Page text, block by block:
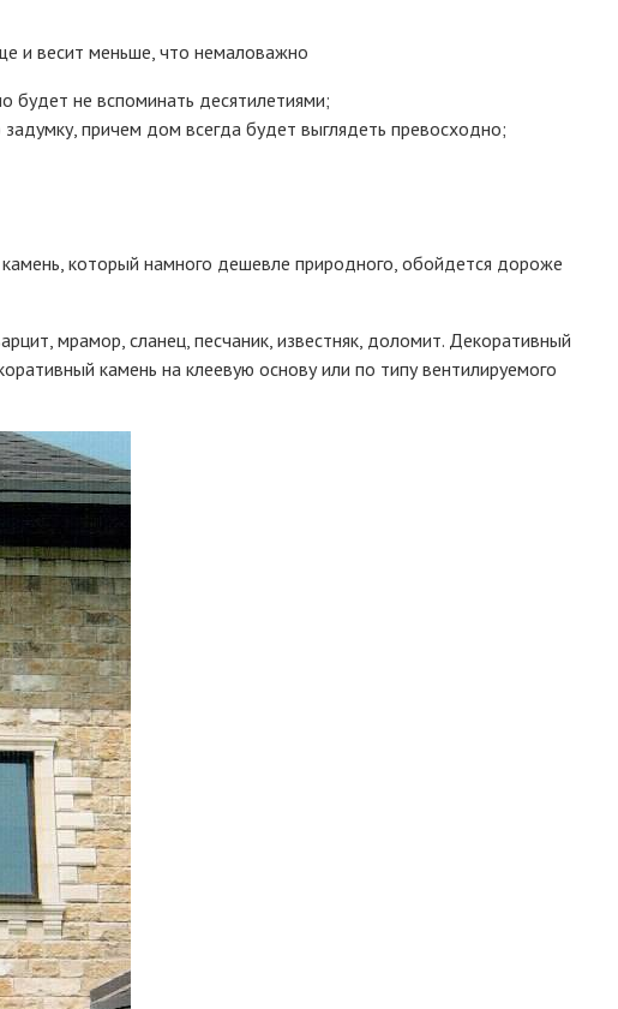
и весит меньше, что немаловажно
будет не вспоминать десятилетиями;
причем дом всегда будет выглядеть превосходно;
который намного дешевле природного, обойдется дороже
мрамор, сланец, песчаник, известняк, доломит. Декоративный
камень на клеевую основу или по типу вентилируемого